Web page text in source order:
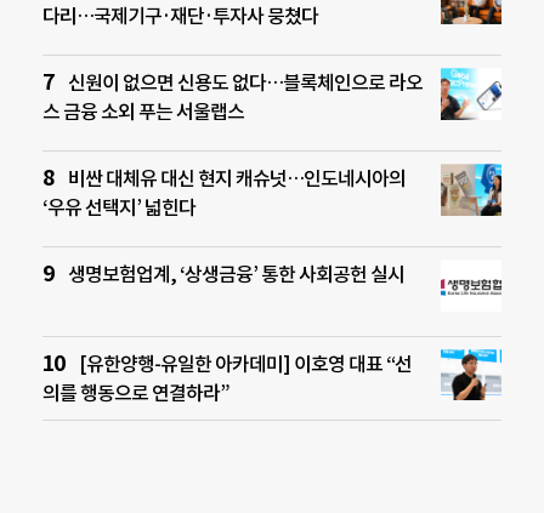
다리…국제기구·재단·투자사 뭉쳤다
신원이 없으면 신용도 없다…블록체인으로 라오
스 금융 소외 푸는 서울랩스
비싼 대체유 대신 현지 캐슈넛…인도네시아의
‘우유 선택지’ 넓힌다
생명보험업계, ‘상생금융’ 통한 사회공헌 실시
[유한양행-유일한 아카데미] 이호영 대표 “선
의를 행동으로 연결하라”